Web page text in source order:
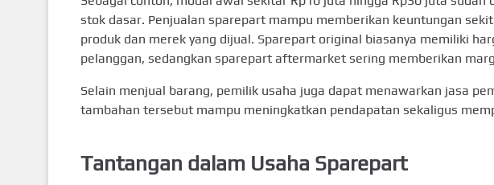
stok dasar. Penjualan sparepart mampu memberikan keuntungan
produk dan merek yang dijual. Sparepart original biasanya memiliki
pelanggan, sedangkan sparepart aftermarket sering memberikan
Selain menjual barang, pemilik usaha juga dapat menawarkan jasa
tambahan tersebut mampu meningkatkan pendapatan sekaligus
Tantangan dalam Usaha Sparepart